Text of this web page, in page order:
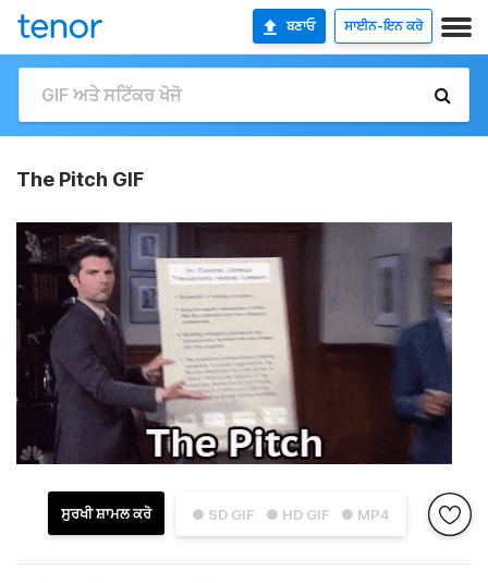
ਬਣਾਓ ਸਾਈਨ-ਇਨ ਕਰੋ
The Pitch GIF
● SD GIF ● HD GIF ● MP4
ਸੁਰਖੀ ਸ਼ਾਮਲ ਕਰੋ